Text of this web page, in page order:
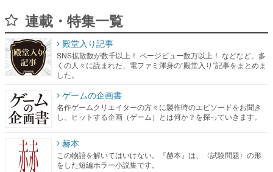
連載・特集一覧
殿堂入り記事
SNS拡散数が数千以上！ ページビュー数万以上！ などなど。多
くの人々に読まれた、電ファミ渾身の“殿堂入り”記事をまとめま
した。
ゲームの企画書
名作ゲームクリエイターの方々に製作時のエピソードをお聞き
し、ヒットする企画（ゲーム）とは何か？を探っていきます。
赫本
この物語を解いてはいけない。『赫本』は、〈試験問題〉の形
をした短編ホラー小説集です。